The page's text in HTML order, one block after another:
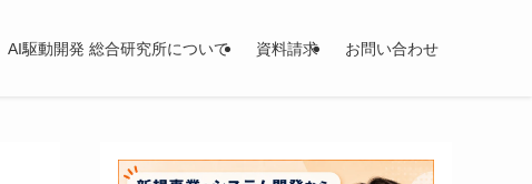
AI駆動開発 総合研究所について 資料請求 お問い合わせ